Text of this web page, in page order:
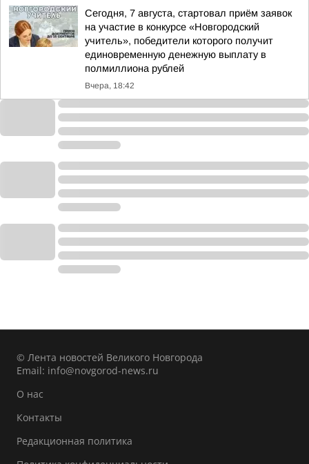
Сегодня, 7 августа, стартовал приём заявок
на участие в конкурсе «Новгородский
учитель», победители которого получит
единовременную денежную выплату в
полмиллиона рублей
Вчера, 18:42
© Лента новостей Великого Новгорода
Email: info@novgorod-news.ru
О нас
Контакты
Редакционная политика